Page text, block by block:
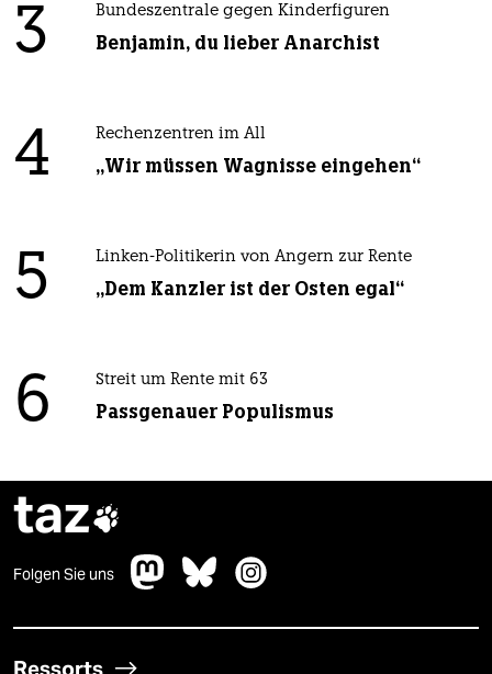
3 Bundeszentrale gegen Kinderfiguren
Benjamin, du lieber Anarchist
4 Rechenzentren im All
„Wir müssen Wagnisse eingehen“
5 Linken-Politikerin von Angern zur Rente
„Dem Kanzler ist der Osten egal“
6 Streit um Rente mit 63
Passgenauer Populismus
taz
Folgen Sie uns
Ressorts